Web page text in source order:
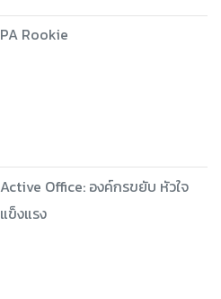
PA Rookie
Active Office: องค์กรขยับ หัวใจ
แข็งแรง